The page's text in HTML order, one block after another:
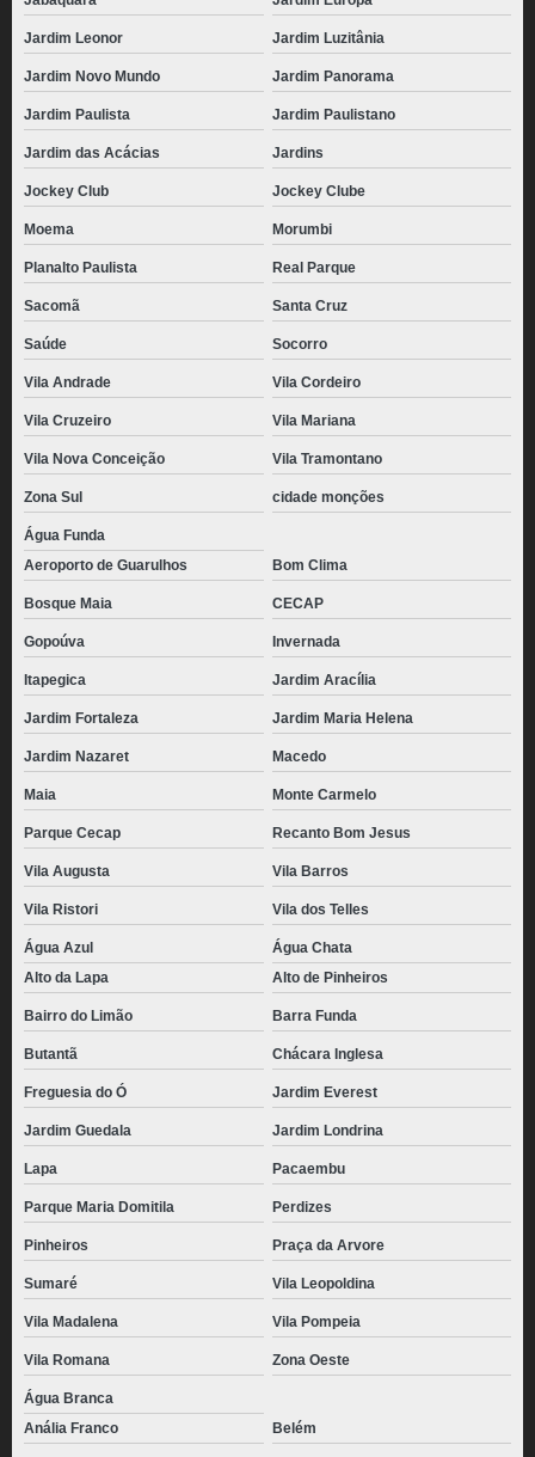
Jardim Leonor Jardim Luzitânia
Jardim Novo Mundo Jardim Panorama
Jardim Paulista Jardim Paulistano
Jardim das Acácias Jardins
Jockey Club Jockey Clube
Moema Morumbi
Planalto Paulista Real Parque
Sacomã Santa Cruz
Saúde Socorro
Vila Andrade Vila Cordeiro
Vila Cruzeiro Vila Mariana
Vila Nova Conceição Vila Tramontano
Zona Sul cidade monções
Água Funda
Aeroporto de Guarulhos
Bom Clima
Bosque Maia CECAP
Gopoúva Invernada
Itapegica Jardim Aracília
Jardim Fortaleza Jardim Maria Helena
Jardim Nazaret Macedo
Maia Monte Carmelo
Parque Cecap Recanto Bom Jesus
Vila Augusta Vila Barros
Vila Ristori Vila dos Telles
Água Azul
Água Chata
Alto da Lapa
Alto de Pinheiros
Bairro do Limão Barra Funda
Butantã Chácara Inglesa
Freguesia do Ó Jardim Everest
Jardim Guedala Jardim Londrina
Lapa Pacaembu
Parque Maria Domitila Perdizes
Pinheiros Praça da Arvore
Sumaré Vila Leopoldina
Vila Madalena Vila Pompeia
Vila Romana Zona Oeste
Água Branca
Anália Franco
Belém